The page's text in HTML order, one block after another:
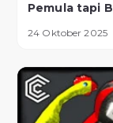
Pemula tapi
24 Oktober 2025